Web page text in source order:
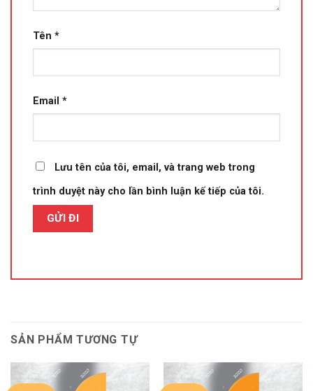
Tên *
Email *
Lưu tên của tôi, email, và trang web trong
trình duyệt này cho lần bình luận kế tiếp của tôi.
SẢN PHẨM TƯƠNG TỰ